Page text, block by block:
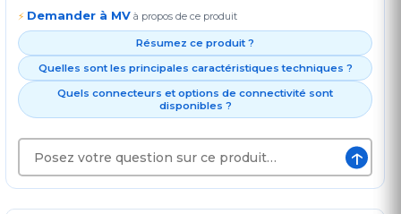
⚡ Demander à MV à propos de ce produit
Résumez ce produit ?
Quelles sont les principales caractéristiques techniques ?
Quels connecteurs et options de connectivité sont
disponibles ?
↑